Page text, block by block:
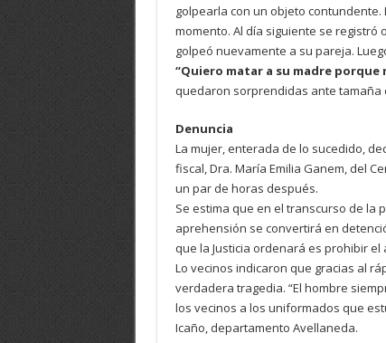
golpearla con un objeto
momento. Al día siguiente se registró
golpeó nuevamente a su pareja.
“Quiero matar a su madre
quedaron sorprendidas ante tamaña
Denuncia
La mujer, enterada de lo sucedido,
fiscal, Dra. María Emilia Ganem, del
un par de horas después.
Se estima que en el transcurso de la
aprehensión se convertirá en
que la Justicia ordenará es prohibir
Lo vecinos indicaron que gracias al
verdadera tragedia. “El hombre
los vecinos a los uniformados que
Icaño, departamento Avellaneda.